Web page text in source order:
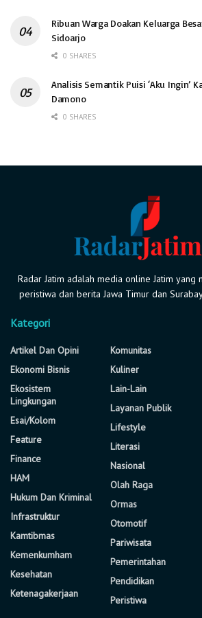
Ribuan Warga Doakan Keluarga
Sidoarjo
0 SHARES
Analisis Semantik Puisi ‘Aku Ingin’
Damono
0 SHARES
Radar Jatim adalah media online Jatim yang
peristiwa dan berita Jawa Timur dan
Kategori
Artikel Dan Opini
Ekonomi Bisnis
Ekosistem
Lingkungan
Esai/Kolom
Feature
Finance
HAM
Hukum Dan Kriminal
Infrastruktur
Kamtibmas
Kemenkumham
Kesehatan
Ketenagakerjaan
Komunitas
Kuliner
Lain-Lain
Layanan Publik
Lifestyle
Literasi
Nasional
Olah Raga
Ormas
Otomotif
Pariwisata
Pemerintahan
Pendidikan
Peristiwa